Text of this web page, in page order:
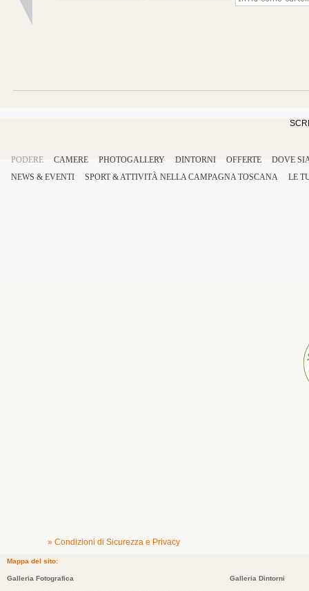
PODERE CAMERE PHOTOGALLERY DINTORNI OFFERTE
DOVE
NEWS & EVENTI
SPORT& ATTIVITÀ NELLA CAMPAGNA TOSCANA LE
» Condizioni di Sicurezza e Privacy
Mappa del sito:
Galleria Fotografica Galleria Dintorni